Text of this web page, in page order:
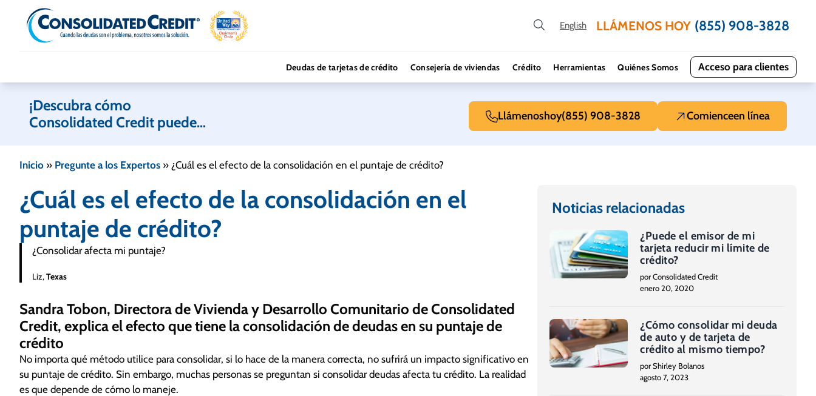
Skip to content
English LLÁMENOS HOY (855) 908-3828
Deudas de tarjetas de crédito Consejería de viviendas Crédito Herramientas Quiénes Somos Acceso para clientes
¡Descubra cómo
Consolidated Credit puede
Llámenoshoy(855) 908-3828 Comienceen línea
Inicio » Pregunte a los Expertos » ¿Cuál es el efecto de la consolidación en el puntaje de crédito?
¿Cuál es el efecto de la consolidación en el
puntaje de crédito?
¿Consolidar afecta mi puntaje?
Liz,Texas
Sandra Tobon, Directora de Vivienda y Desarrollo Comunitario de Consolidated
Credit, explica el efecto que tiene la consolidación de deudas en su puntaje de
crédito
No importa qué método utilice para consolidar, si lo hace de la manera correcta, no sufrirá un impacto significativo en
su puntaje de crédito. Sin embargo, muchas personas se preguntan si consolidar deudas afecta tu crédito. La realidad
es que depende de cómo lo maneje.
Noticias relacionadas
¿Puede el emisor de mi
tarjeta reducir mi límite de
crédito?
por Consolidated Credit
enero 20, 2020
¿Cómo consolidar mi deuda
de auto y de tarjeta de
crédito al mismo tiempo?
por Shirley Bolanos
agosto 7, 2023